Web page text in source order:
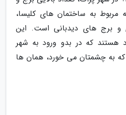
مربوط به ساختمان های کلیسا،
و برج های دیدبانی است. این
هستند که در بدو ورود به شهر
که به چشمتان می خورد، همان ها